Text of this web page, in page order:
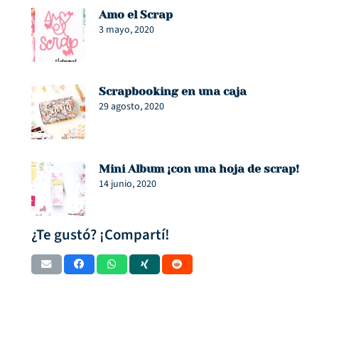
Amo el Scrap
3 mayo, 2020
Scrapbooking en una caja
29 agosto, 2020
Mini Album ¡con una hoja de scrap!
14 junio, 2020
¿Te gustó? ¡Compartí!